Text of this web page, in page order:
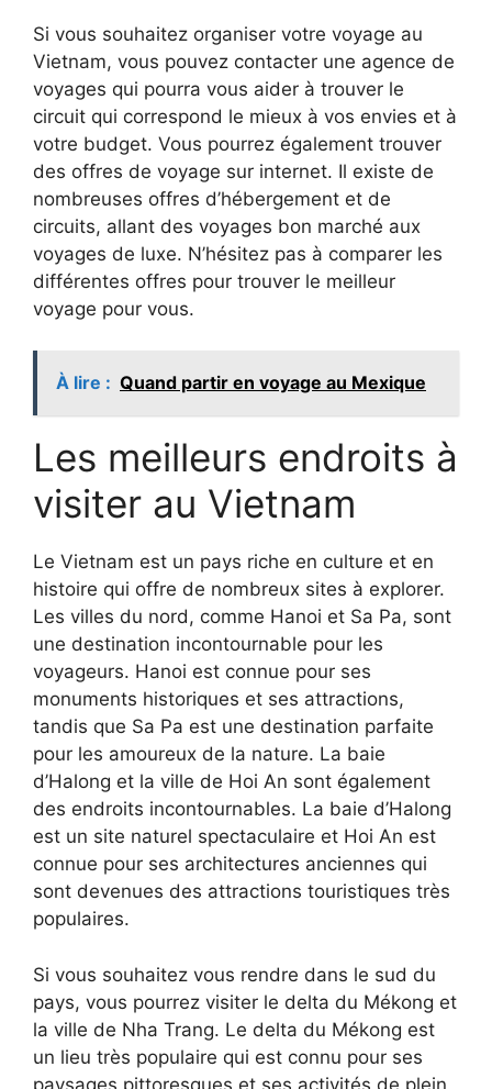
Si vous souhaitez organiser votre voyage au
Vietnam, vous pouvez contacter une agence de
voyages qui pourra vous aider à trouver le
circuit qui correspond le mieux à vos envies et à
votre budget. Vous pourrez également trouver
des offres de voyage sur internet. Il existe de
nombreuses offres d’hébergement et de
circuits, allant des voyages bon marché aux
voyages de luxe. N’hésitez pas à comparer les
différentes offres pour trouver le meilleur
voyage pour vous.
À lire : Quand partir en voyage au Mexique
Les meilleurs endroits à
visiter au Vietnam
Le Vietnam est un pays riche en culture et en
histoire qui offre de nombreux sites à explorer.
Les villes du nord, comme Hanoi et Sa Pa, sont
une destination incontournable pour les
voyageurs. Hanoi est connue pour ses
monuments historiques et ses attractions,
tandis que Sa Pa est une destination parfaite
pour les amoureux de la nature. La baie
d’Halong et la ville de Hoi An sont également
des endroits incontournables. La baie d’Halong
est un site naturel spectaculaire et Hoi An est
connue pour ses architectures anciennes qui
sont devenues des attractions touristiques très
populaires.
Si vous souhaitez vous rendre dans le sud du
pays, vous pourrez visiter le delta du Mékong et
la ville de Nha Trang. Le delta du Mékong est
un lieu très populaire qui est connu pour ses
paysages pittoresques et ses activités de plein